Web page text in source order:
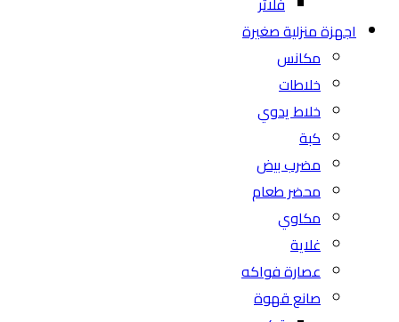
اجهزة منزلية صغيرة
مكانس
خلاطات
خلاط يدوي
كبة
مضرب بيض
محضر طعام
مكاوي
غلاية
عصارة فواكه
صانع قهوة